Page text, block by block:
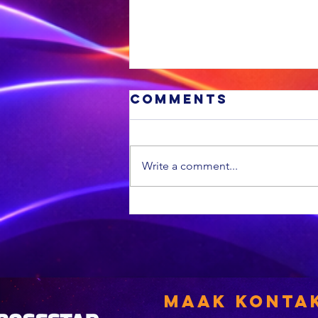
RUGBY: Die
behaal hul 12de
oorwinning
Comments
Write a comment...
Maak